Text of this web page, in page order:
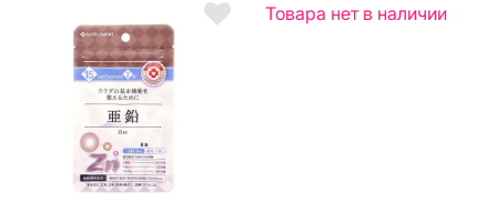
Товара нет в наличии